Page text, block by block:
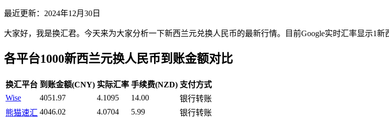
最近更新： 2024年12月30日
大家好，我是换汇君。今天来为大家分析一下新西兰元兑换人民币的最新行情。目前Google实时汇率显示1
各平台1000新西兰元换人民币到账金额对比
换汇平台 到账金额(CNY) 实际汇率 手续费(NZD) 支付方式
Wise
4051.97 4.1095 14.00
银行转账
熊猫速汇 4046.02 4.0704 5.99
银行转账